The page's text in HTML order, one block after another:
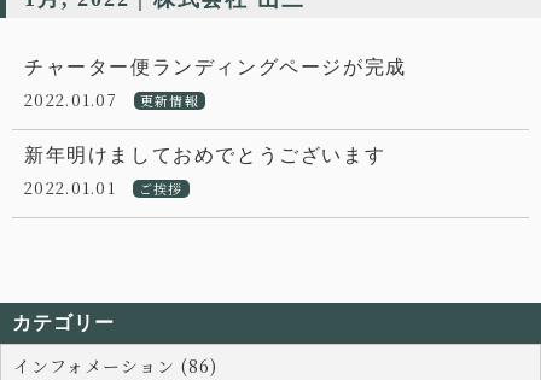
チャーター便ランディングページが完成
2022.01.07 更新情報
新年明けましておめでとうございます
2022.01.01 ご挨拶
カテゴリー
インフォメーション (86)